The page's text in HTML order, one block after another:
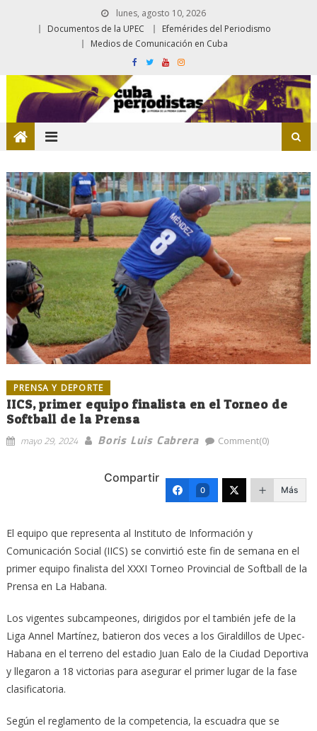
lunes, agosto 10, 2026
Documentos de la UPEC
Efemérides del Periodismo
Medios de Comunicación en Cuba
PRENSA Y DEPORTE
IICS, primer equipo finalista en el Torneo de
Softball de la Prensa
mayo 29, 2024 Boris Luis Cabrera Comment(0)
Compartir
0 Más
El equipo que representa al Instituto de Información y
Comunicación Social (IICS) se convirtió este fin de semana en el
primer equipo finalista del XXXI Torneo Provincial de Softball de la
Prensa en La Habana.
Los vigentes subcampeones, dirigidos por el también jefe de la
Liga Annel Martínez, batieron dos veces a los Giraldillos de Upec-
Habana en el terreno del estadio Juan Ealo de la Ciudad Deportiva
y llegaron a 18 victorias para asegurar el primer lugar de la fase
clasificatoria.
Según el reglamento de la competencia, la escuadra que se